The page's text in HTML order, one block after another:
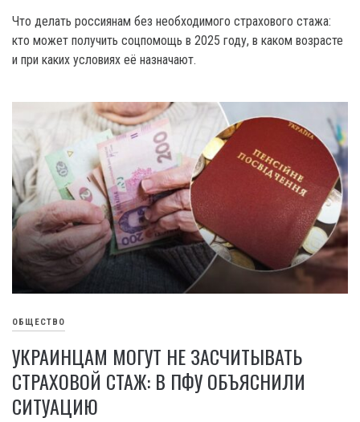
Что делать россиянам без необходимого страхового стажа:
кто может получить соцпомощь в 2025 году, в каком возрасте
и при каких условиях её назначают.
ОБЩЕСТВО
УКРАИНЦАМ МОГУТ НЕ ЗАСЧИТЫВАТЬ
СТРАХОВОЙ СТАЖ: В ПФУ ОБЪЯСНИЛИ
СИТУАЦИЮ